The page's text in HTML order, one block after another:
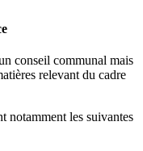
conseil communal mais
relevant du cadre
notamment les suivantes